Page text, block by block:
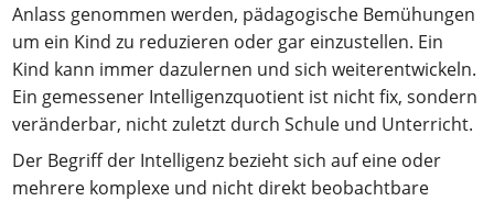
Anlass genommen werden, pädagogische Bemühungen
um ein Kind zu reduzieren oder gar einzustellen. Ein
Kind kann immer dazulernen und sich weiterentwickeln.
Ein gemessener Intelligenzquotient ist nicht fix, sondern
veränderbar, nicht zuletzt durch Schule und Unterricht.
Der Begriff der Intelligenz bezieht sich auf eine oder
mehrere komplexe und nicht direkt beobachtbare